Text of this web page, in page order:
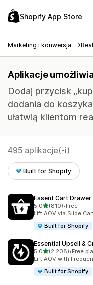
Shopify App Store
Marketing i konwersja
Aplikacje
Dodaj przycisk
dodania do
ułatwią klientom
495 aplikacje(-i)
Built for Shopify
Essent Cart
5,0na 5 gwiazdek
(810)
Łączna liczba
•Free
Lift AOV via Slide
Built for Shopify
Essential Upsell &
5,0na 5 gwiazdek
(2 208)
Łączna liczba•Free
Lift AOV with
Built for Shopify